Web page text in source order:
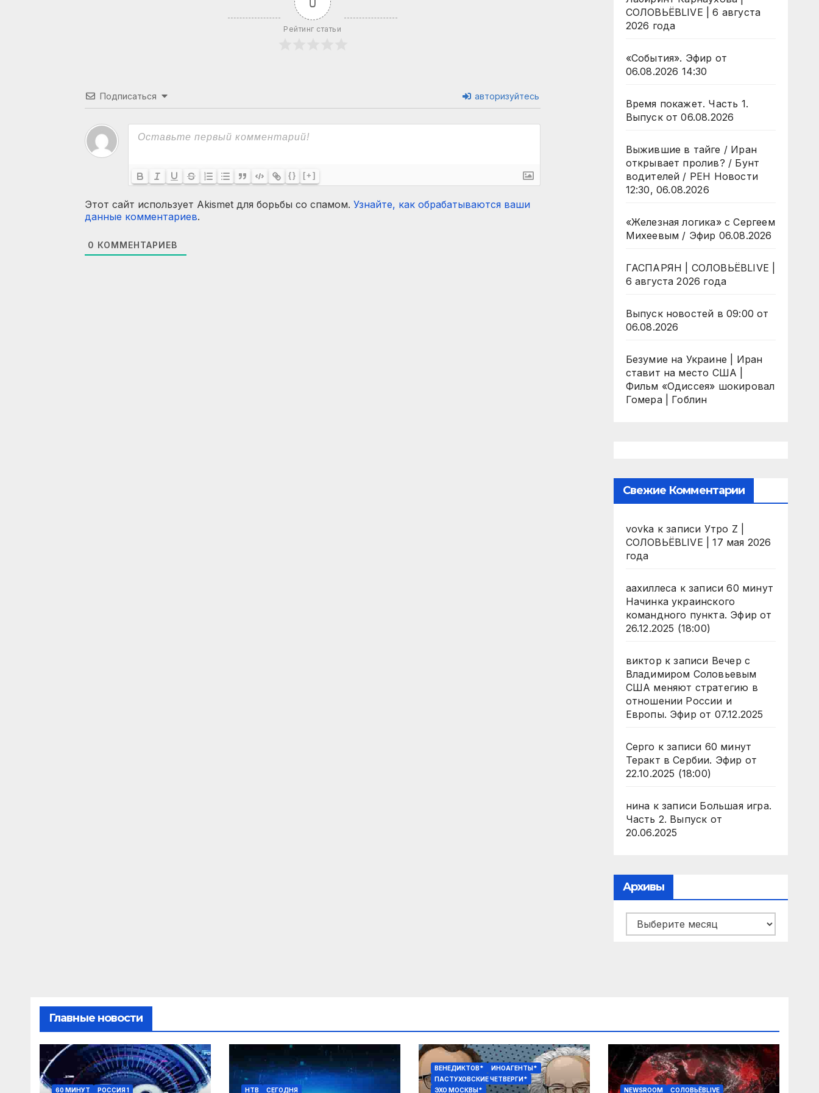
Рейтинг статьи
Подписаться авторизуйтесь
{} [+]
Этот сайт использует Akismet для борьбы со спамом. Узнайте, как обрабатываются ваши
данные комментариев.
0 КОММЕНТАРИЕВ
СОЛОВЬЁВLIVE | 6 августа
2026 года
«События». Эфир от
06.08.2026 14:30
Время покажет. Часть 1.
Выпуск от 06.08.2026
Выжившие в тайге / Иран
открывает пролив? / Бунт
водителей / РЕН Новости
12:30, 06.08.2026
«Железная логика» с Сергеем
Михеевым / Эфир 06.08.2026
ГАСПАРЯН | СОЛОВЬЁВLIVE |
6 августа 2026 года
Выпуск новостей в 09:00 от
06.08.2026
Безумие на Украине | Иран
ставит на место США |
Фильм «Одиссея» шокировал
Гомера | Гоблин
Свежие Комментарии
vovka к записи Утро Z |
СОЛОВЬЁВLIVE | 17 мая 2026
года
аахиллеса к записи60 минут
Начинка украинского
командного пункта. Эфир от
26.12.2025 (18:00)
виктор к записи Вечер с
Владимиром Соловьевым
США меняют стратегию в
отношении России и
Европы. Эфир от 07.12.2025
Серго к записи 60 минут
Теракт в Сербии. Эфир от
22.10.2025 (18:00)
нина к записи Большая игра.
Часть 2. Выпуск от
20.06.2025
Архивы
Архивы
Главные новости
60 МИНУТ РОССИЯ 1 НТВ СЕГОДНЯ
ВЕНЕДИКТОВ*
ИНОАГЕНТЫ*
ПАСТУХОВСКИЕ ЧЕТВЕРГИ*
ЭХО МОСКВЫ*
NEWSROOM СОЛОВЬЁВLIVE